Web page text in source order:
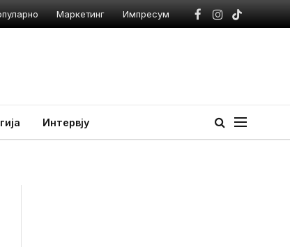
Маркетинг Импресум
Facebook
Instagram
TikTok
Интервју